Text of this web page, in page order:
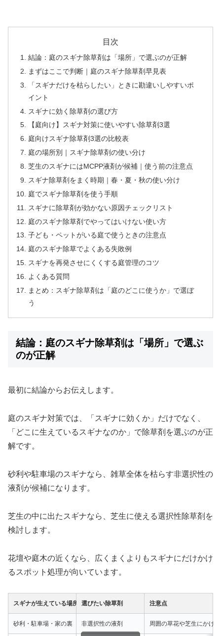
目次
結論：庭のスギナ除草剤は「場所」で選ぶのが正解
まずはここで判断｜庭のスギナ除草剤早見表
「スギナだけを枯らしたい」ときに勘違いしやすいポ
イント
スギナに効く除草剤の選び方
【庭向け】スギナ対策に使いやすい除草剤3選
庭向けスギナ除草剤3選の比較表
庭の場所別｜スギナ除草剤の使い分け
芝生のスギナにはMCPP液剤が候補｜使う前の注意点
スギナ除草剤をまく時期｜春・夏・秋の使い分け
庭でスギナ除草剤を使う手順
スギナに除草剤が効かない原因チェックリスト
庭のスギナ除草剤でやってはいけない使い方
子ども・ペットがいる庭で使うときの注意点
庭のスギナ除草でよくある失敗例
スギナを再発させにくくする庭管理のコツ
よくある質問
まとめ：スギナ除草剤は「庭のどこに使うか」で選ぼ
う
結論：庭のスギナ除草剤は「場所」で選ぶ
のが正解
最初に結論からお伝えします。
庭のスギナ対策では、「スギナに効くか」だけでなく、
「どこに生えているスギナなのか」で除草剤を選ぶのが正
解です。
砂利や駐車場のスギナなら、雑草全体を枯らす非選択性の
液剤が候補になります。
芝生の中に出たスギナなら、芝生に使える選択性除草剤を
検討します。
花壇や庭木の近くなら、広くまくよりもスギナにだけかけ
るスポット処理が向いています。
スギナが生えている場所 選びたい除草剤 注意点
砂利・駐車場・家の裏 非選択性の液剤 周囲の草花や芝生にかけ